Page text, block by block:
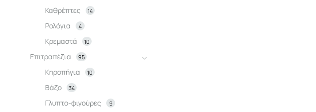
Καθρέπτες 14
Ρολόγια 4
Κρεμαστά 10
Επιτραπέζια 95
Κηροπήγια 10
Βάζο 34
Γλυπτο-φιγούρες 9